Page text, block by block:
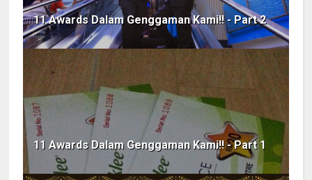
11 Awards Dalam Genggaman Kami!! - Part 2
11 Awards Dalam Genggaman Kami!! - Part 1